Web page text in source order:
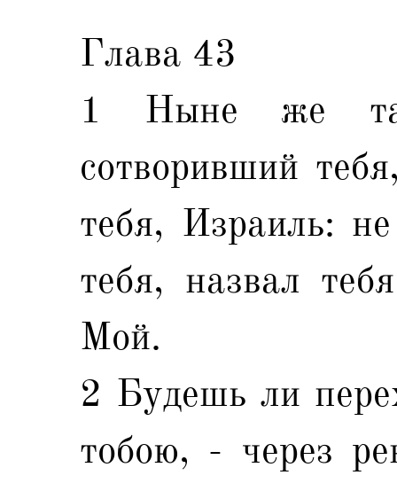
Глава 43
1 Ныне же
сотворивший
тебя, Израиль:
тебя, назвал
Мой.
2 Будешь ли
тобою, - через